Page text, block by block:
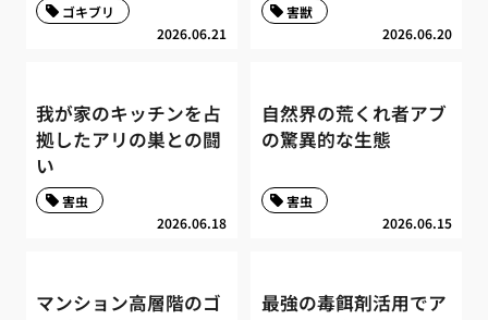
2026.06.21
ゴキブリ
2026.06.20
害獣
我が家のキッチンを占
拠したアリの巣との闘
い
2026.06.18
害虫
自然界の荒くれ者アブ
の驚異的な生態
2026.06.15
害虫
マンション高層階のゴ
最強の毒餌剤活用でア